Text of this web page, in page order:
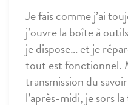
Je fais comme j’ai
j’ouvre la boîte à
je dispose… et je
tout est fonctionnel.
transmission du
l’après-midi, je sors